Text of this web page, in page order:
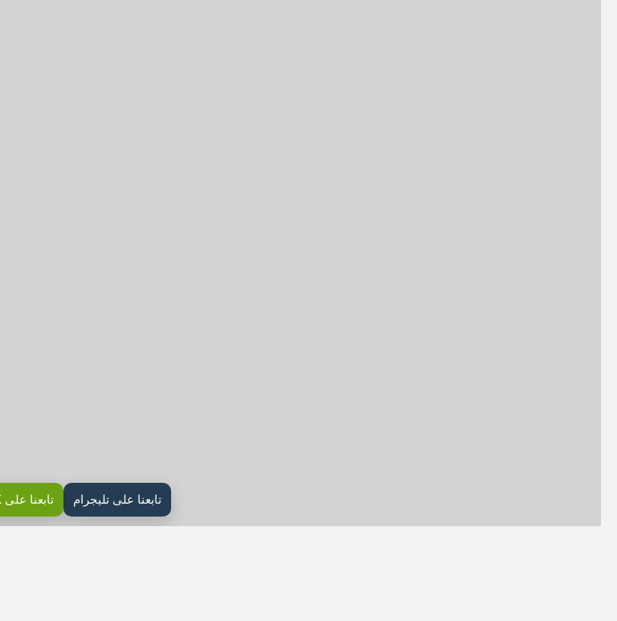
تابعنا على تليجرام تابعنا على X